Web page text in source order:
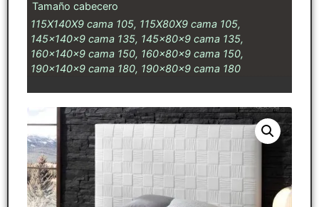
Tamaño cabecero
115X140X9 cama 105, 115X80X9 cama 105,
145x140x9 cama 135, 145x80x9 cama 135,
160x140x9 cama 150, 160x80x9 cama 150,
190x140x9 cama 180, 190x80x9 cama 180